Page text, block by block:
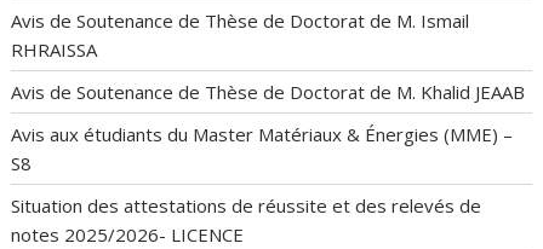
Avis de Soutenance de Thèse de Doctorat de M. Ismail
RHRAISSA
Avis de Soutenance de Thèse de Doctorat de M. Khalid JEAAB
Avis aux étudiants du Master Matériaux & Énergies (MME) –
S8
Situation des attestations de réussite et des relevés de
notes 2025/2026- LICENCE